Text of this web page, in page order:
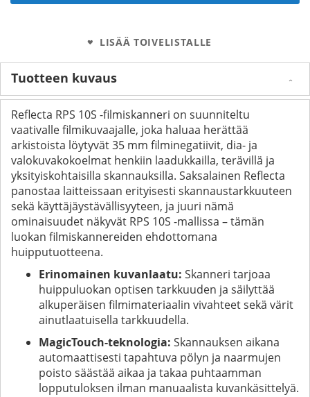
LISÄÄ TOIVELISTALLE
Tuotteen kuvaus
Reflecta RPS 10S -filmiskanneri on suunniteltu
vaativalle filmikuvaajalle, joka haluaa herättää
arkistoista löytyvät 35 mm filminegatiivit, dia- ja
valokuvakokoelmat henkiin laadukkailla, terävillä ja
yksityiskohtaisilla skannauksilla. Saksalainen Reflecta
panostaa laitteissaan erityisesti skannaustarkkuuteen
sekä käyttäjäystävällisyyteen, ja juuri nämä
ominaisuudet näkyvät RPS 10S -mallissa – tämän
luokan filmiskannereiden ehdottomana
huipputuotteena.
Erinomainen kuvanlaatu: Skanneri tarjoaa
huippuluokan optisen tarkkuuden ja säilyttää
alkuperäisen filmimateriaalin vivahteet sekä värit
ainutlaatuisella tarkkuudella.
MagicTouch-teknologia: Skannauksen aikana
automaattisesti tapahtuva pölyn ja naarmujen
poisto säästää aikaa ja takaa puhtaamman
lopputuloksen ilman manuaalista kuvankäsittelyä.